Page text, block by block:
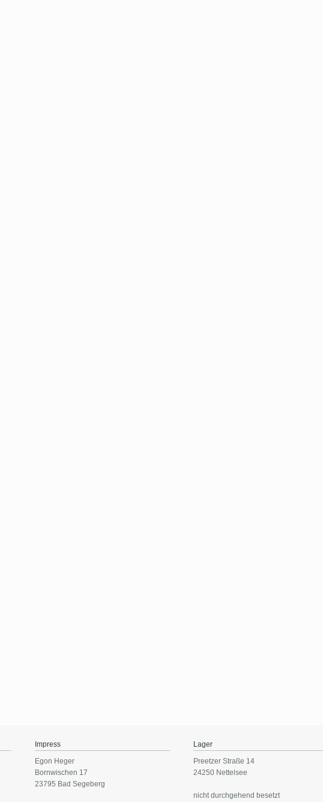
Impress
Egon Heger
Bornwischen 17
23795 Bad Segeberg
Lager
Preetzer Straße 14
24250 Nettelsee
nicht durchgehend besetzt